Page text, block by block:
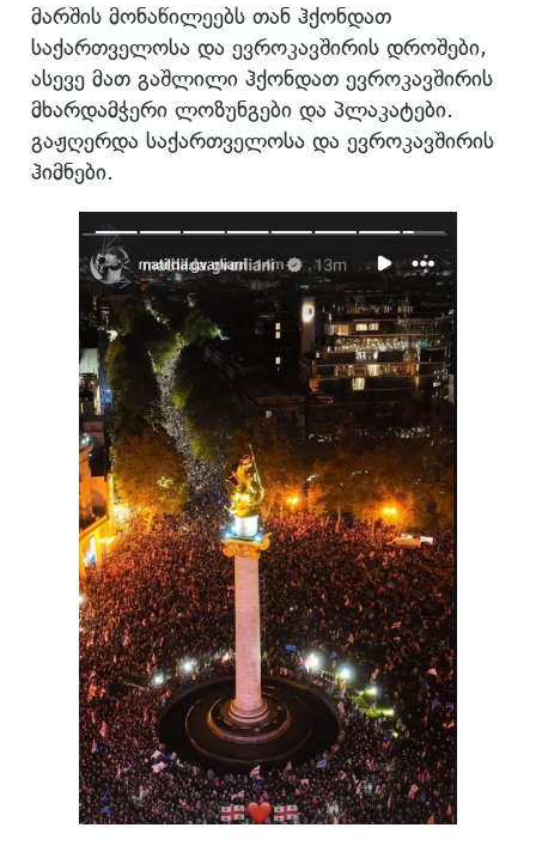
მარშის მონაწილეებს თან ჰქონდათ
საქართველოსა და ევროკავშირის დროშები,
ასევე მათ გაშლილი ჰქონდათ ევროკავშირის
მხარდამჭერი ლოზუნგები და პლაკატები.
გაჟღერდა საქართველოსა და ევროკავშირის
ჰიმნები.